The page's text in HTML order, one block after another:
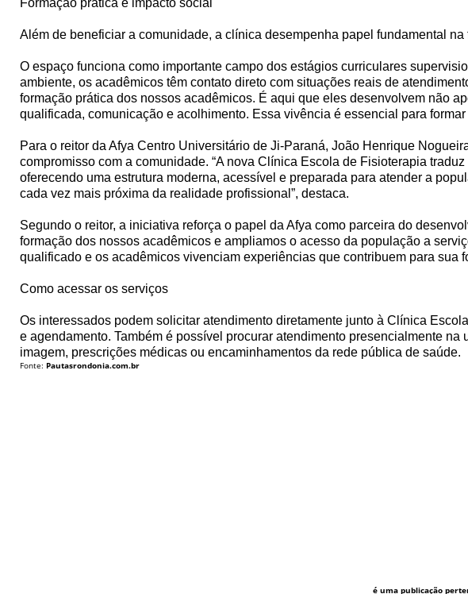
Formação prática e impacto social
Além de beneficiar a comunidade, a clínica desempenha papel fundamental
O espaço funciona como importante campo dos estágios curriculares
ambiente, os acadêmicos têm contato direto com situações reais de
formação prática dos nossos acadêmicos. É aqui que eles desenvolvem não
qualificada, comunicação e acolhimento. Essa vivência é essencial para
Para o reitor da Afya Centro Universitário de Ji-Paraná, João Henrique
compromisso com a comunidade. “A nova Clínica Escola de Fisioterapia
oferecendo uma estrutura moderna, acessível e preparada para atender a
cada vez mais próxima da realidade profissional”, destaca.
Segundo o reitor, a iniciativa reforça o papel da Afya como parceira do
formação dos nossos acadêmicos e ampliamos o acesso da população a
qualificado e os acadêmicos vivenciam experiências que contribuem para sua
Como acessar os serviços
Os interessados podem solicitar atendimento diretamente junto à Clínica
e agendamento. Também é possível procurar atendimento presencialmente
imagem, prescrições médicas ou encaminhamentos da rede pública de saúde.
Fonte: Pautasrondonia.com.br
é uma publicação